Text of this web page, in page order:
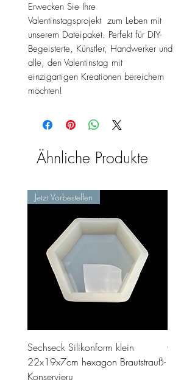
Erwecken Sie Ihre
Valentinstagsprojekt zum Leben mit
unserem Dateipaket. Perfekt für DIY-
Begeisterte, Künstler, Handwerker und
alle, den Valentinstag mit
einzigartigen Kreationen bereichern
möchten!
Ähnliche Produkte
Jetzt Vorbestellen
Sechseck Silikonform klein
22x19x7cm hexagon Brautstrauß-
Konservieru